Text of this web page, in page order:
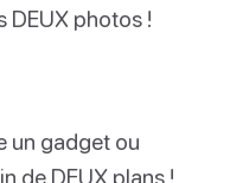
DEUX photos !
un gadget ou
de DEUX plans !